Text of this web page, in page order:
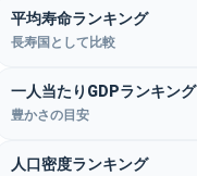
平均寿命ランキング
長寿国として比較
一人当たりGDPランキング
豊かさの目安
人口密度ランキング